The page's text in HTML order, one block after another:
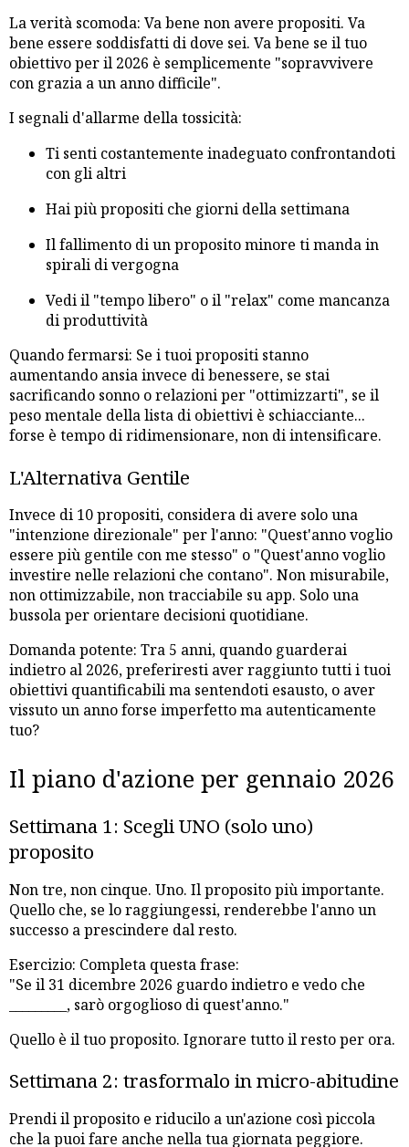
La verità scomoda: Va bene non avere propositi. Va
bene essere soddisfatti di dove sei. Va bene se il tuo
obiettivo per il 2026 è semplicemente "sopravvivere
con grazia a un anno difficile".
I segnali d'allarme della tossicità:
Ti senti costantemente inadeguato confrontandoti
con gli altri
Hai più propositi che giorni della settimana
Il fallimento di un proposito minore ti manda in
spirali di vergogna
Vedi il "tempo libero" o il "relax" come mancanza
di produttività
Quando fermarsi: Se i tuoi propositi stanno
aumentando ansia invece di benessere, se stai
sacrificando sonno o relazioni per "ottimizzarti", se il
peso mentale della lista di obiettivi è schiacciante...
forse è tempo di ridimensionare, non di intensificare.
L'Alternativa Gentile
Invece di 10 propositi, considera di avere solo una
"intenzione direzionale" per l'anno: "Quest'anno voglio
essere più gentile con me stesso" o "Quest'anno voglio
investire nelle relazioni che contano". Non misurabile,
non ottimizzabile, non tracciabile su app. Solo una
bussola per orientare decisioni quotidiane.
Domanda potente: Tra 5 anni, quando guarderai
indietro al 2026, preferiresti aver raggiunto tutti i tuoi
obiettivi quantificabili ma sentendoti esausto, o aver
vissuto un anno forse imperfetto ma autenticamente
tuo?
Il piano d'azione per gennaio 2026
Settimana 1: Scegli UNO (solo uno)
proposito
Non tre, non cinque. Uno. Il proposito più importante.
Quello che, se lo raggiungessi, renderebbe l'anno un
successo a prescindere dal resto.
Esercizio: Completa questa frase:
"Se il 31 dicembre 2026 guardo indietro e vedo che
_________, sarò orgoglioso di quest'anno."
Quello è il tuo proposito. Ignorare tutto il resto per ora.
Settimana 2: trasformalo in micro-abitudine
Prendi il proposito e riducilo a un'azione così piccola
che la puoi fare anche nella tua giornata peggiore.